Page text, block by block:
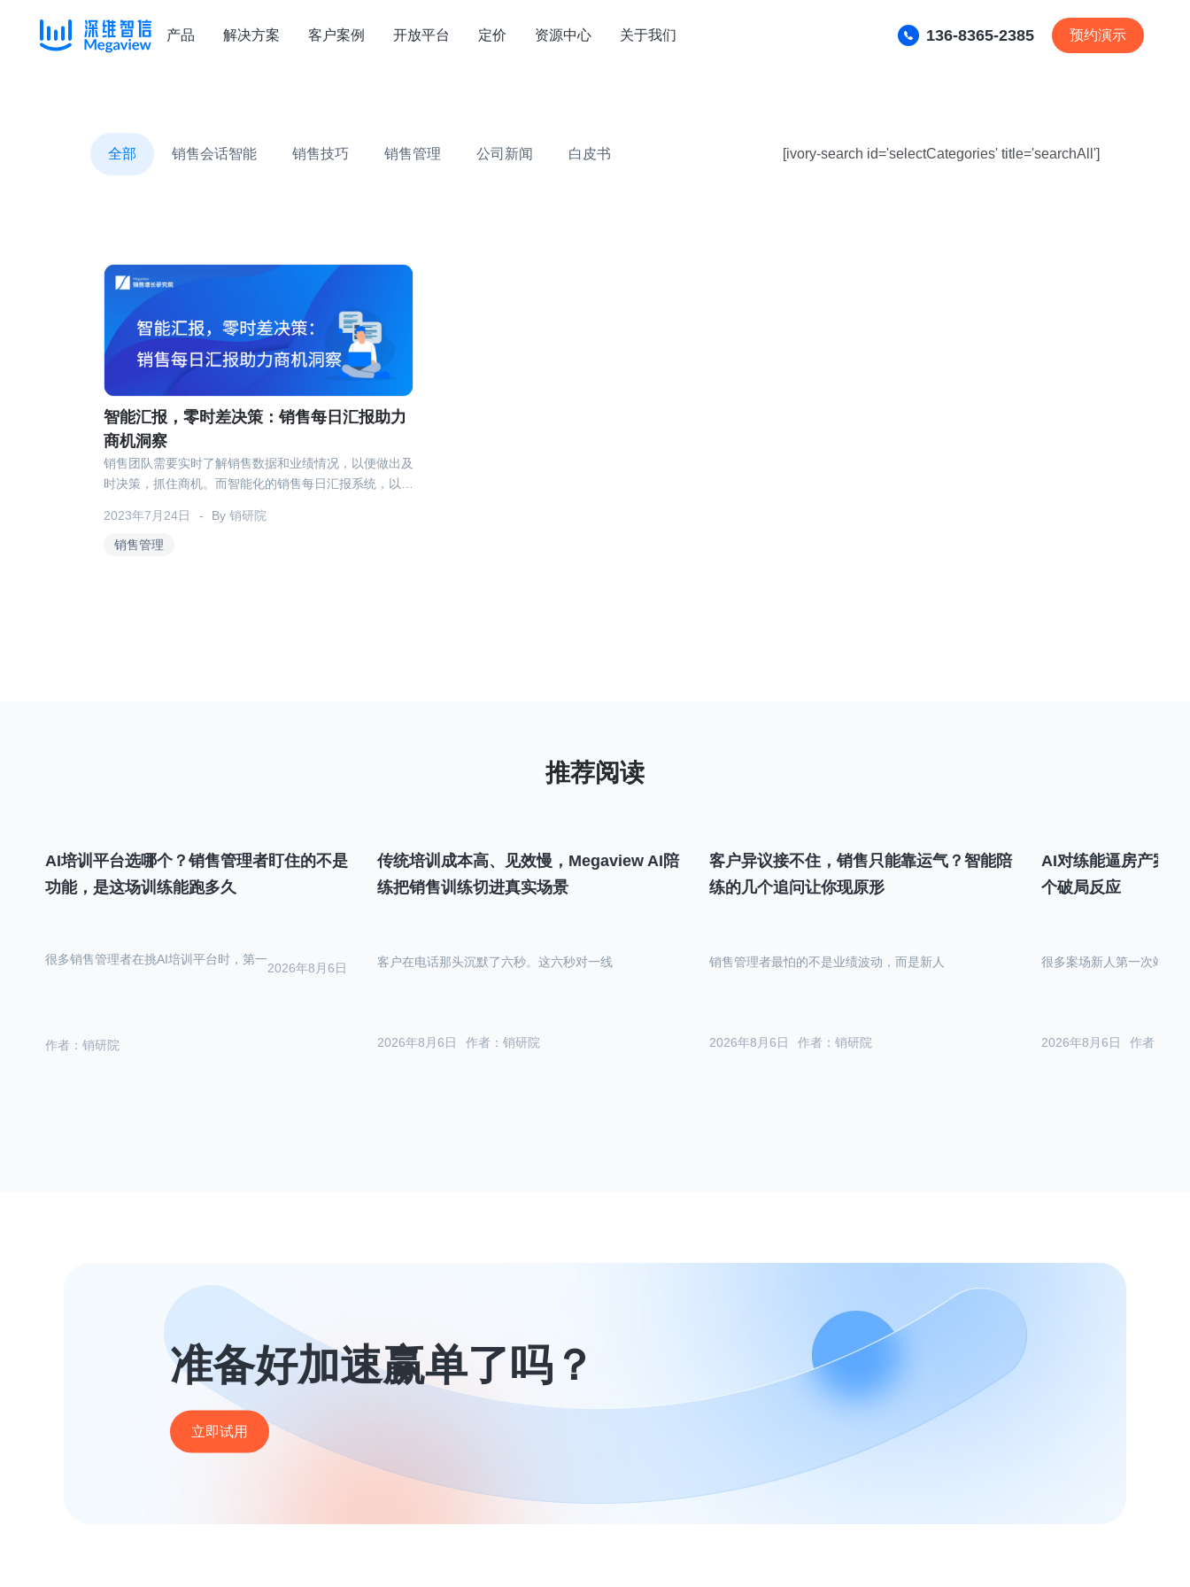
产品 解决方案 客户案例 开放平台 定价 资源中心 关于我们 136-8365-2385 预约演示
全部 销售会话智能 销售技巧 销售管理 公司新闻 白皮书 [ivory-search id='selectCategories' title='searchAll']
销售管理
智能汇报，零时差决策：销售每日汇报助力
商机洞察
2023年7月24日 By 销研院
销售团队需要实时了解销售数据和业绩情况，以便做出及
时决策，抓住商机。而智能化的销售每日汇报系统，以其
报告，助力商机洞察，使决策更加科学迅速。
AI培训平台选哪个？销售管理者盯住的不是
功能，是这场训练能跑多久
作者：销研院
2026年8月6日
很多销售管理者在挑AI培训平台时，第一
传统培训成本高、见效慢，Megaview AI陪
练把销售训练切进真实场景
作者：销研院
2026年8月6日
客户在电话那头沉默了六秒。这六秒对一线
客户异议接不住，销售只能靠运气？智能陪
练的几个追问让你现原形
作者：销研院
2026年8月6日
销售管理者最怕的不是业绩波动，而是新人
AI对练能逼房产案
个破局反应
作者：销
2026年8月6日
很多案场新人第一次站在
准备好加速赢单了吗？
立即试用